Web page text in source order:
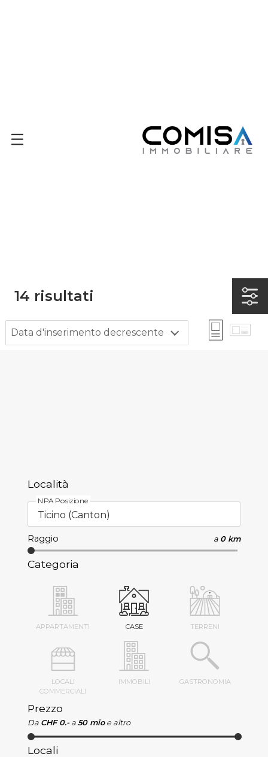
14 risultati
Data d'inserimento decrescente
Località
NPA Posizione
Raggio a 0 km
Categoria
APPARTAMENTI CASE TERRENI
LOCALI
COMMERCIALI
IMMOBILI GASTRONOMIA
Prezzo
Da CHF 0.- a 50 mio e altro
Locali